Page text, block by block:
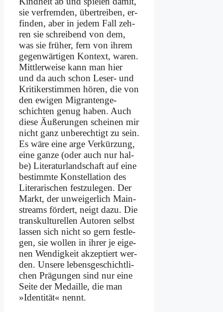
sie ver­frem­den, über­trei­ben, er­
fin­den, aber in je­dem Fall zeh­
ren sie schrei­bend von dem,
was sie frü­her, fern von ih­rem
ge­gen­wär­ti­gen Kon­text, wa­ren.
Mitt­ler­wei­se kann man hier
und da auch schon Le­ser- und
Kri­ti­ker­stim­men hö­ren, die von
den ewi­gen Migrantenge­
schichten ge­nug ha­ben. Auch
die­se Äu­ße­run­gen schei­nen mir
nicht ganz un­be­rech­tigt zu sein.
Es wä­re ei­ne ar­ge Ver­kür­zung,
ei­ne gan­ze (oder auch nur hal­
be) Li­te­ra­tur­land­schaft auf ei­ne
be­stimm­te Kon­stel­la­ti­on des
Li­te­ra­ri­schen fest­zu­le­gen. Der
Markt, der unweiger­lich Main­
streams för­dert, neigt da­zu. Die
trans­kul­tu­rel­len Au­toren selbst
las­sen sich nicht so gern fest­le­
gen, sie wol­len in ih­rer je ei­ge­
nen Wen­dig­keit ak­zep­tiert wer­
den. Un­se­re le­bens­ge­schicht­li­
chen Prä­gun­gen sind nur ei­ne
Sei­te der Me­dail­le, die man
»Iden­ti­tät« nennt.